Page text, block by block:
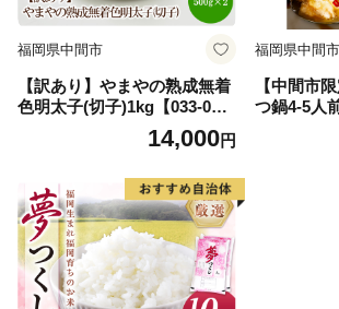
福岡県中間市
【訳あり】やまやの熟成無着
色明太子(切子)1kg【033-003
14,000円
福岡県中間市
【中間市
つ鍋4-5人
味）【